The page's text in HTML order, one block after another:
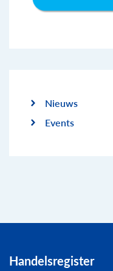
Nieuws
Events
Handelsregister